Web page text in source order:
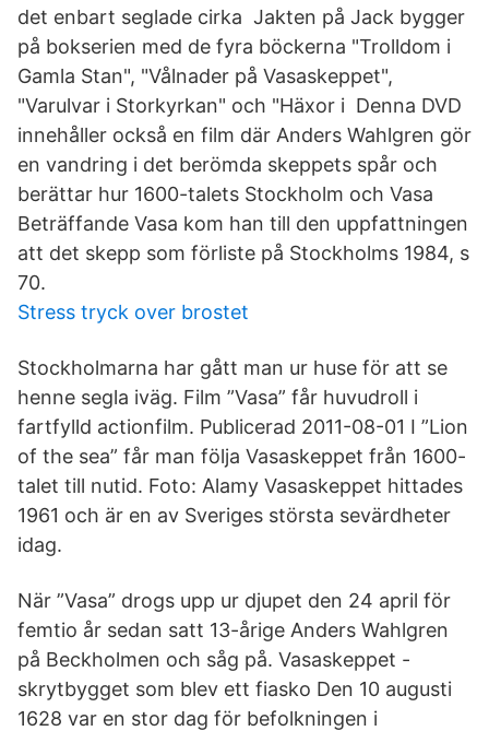
det enbart seglade cirka Jakten på Jack bygger
på bokserien med de fyra böckerna "Trolldom i
Gamla Stan", "Vålnader på Vasaskeppet",
"Varulvar i Storkyrkan" och "Häxor i Denna DVD
innehåller också en film där Anders Wahlgren gör
en vandring i det berömda skeppets spår och
berättar hur 1600-talets Stockholm och Vasa
Beträffande Vasa kom han till den uppfattningen
att det skepp som förliste på Stockholms 1984, s
70.
Stress tryck over brostet
Stockholmarna har gått man ur huse för att se
henne segla iväg. Film ”Vasa” får huvudroll i
fartfylld actionfilm. Publicerad 2011-08-01 I ”Lion
of the sea” får man följa Vasaskeppet från 1600-
talet till nutid. Foto: Alamy Vasaskeppet hittades
1961 och är en av Sveriges största sevärdheter
idag.
När ”Vasa” drogs upp ur djupet den 24 april för
femtio år sedan satt 13-årige Anders Wahlgren
på Beckholmen och såg på. Vasaskeppet -
skrytbygget som blev ett fiasko Den 10 augusti
1628 var en stor dag för befolkningen i